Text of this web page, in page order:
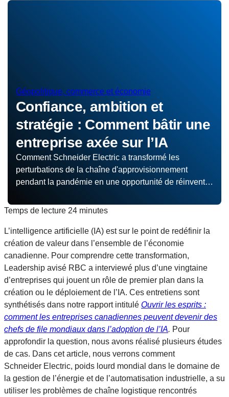
Géopolitique, commerce et économie
Confiance, ambition et
stratégie : Comment bâtir une
entreprise axée sur l’IA
Comment Schneider Electric a transformé les
perturbations de la chaîne d'approvisionnement
pendant la pandémie en une opportunité de réinventer
Temps de lecture 24 minutes
L’intelligence artificielle (IA) est sur le point de redéfinir la
création de valeur dans l’ensemble de l’économie
canadienne. Pour comprendre cette transformation,
Leadership avisé RBC a interviewé plus d’une vingtaine
d’entreprises qui jouent un rôle de premier plan dans la
création ou le déploiement de l’IA. Ces entretiens sont
synthétisés dans notre rapport intitulé Ouvrir les esprits :
comment les entreprises canadiennes peuvent devenir des
chefs de file mondiaux dans l’adoption de l’IA. Pour
approfondir la question, nous avons réalisé plusieurs études
de cas. Dans cet article, nous verrons comment
Schneider Electric, poids lourd mondial dans le domaine de
la gestion de l’énergie et de l’automatisation industrielle, a su
utiliser les problèmes de chaîne logistique rencontrés